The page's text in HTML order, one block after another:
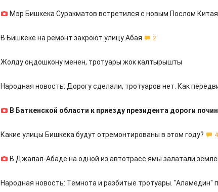
Мэр Бишкека Суракматов встретился с новым Послом
В Бишкеке на ремонт закроют улицу Абая 2
Жолду оңдошкону менен, тротуары жок калтырышты
Народная новость: Дорогу сделали, тротуаров нет. Как
В Баткенской области к приезду президента дороги
Какие улицы Бишкека будут отремонтированы в этом году? 4
В Джалал-Абаде на одной из автотрасс ямы залатали
Народная новость: Темнота и разбитые тротуары. "Аламедин"